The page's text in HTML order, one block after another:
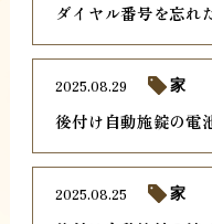
ダイヤル番号を忘れ
後付け自動施錠の電
2025.08.29 家
2025.08.25 家